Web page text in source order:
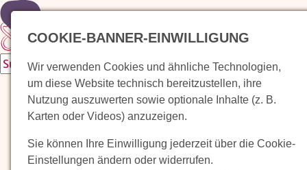
Zur Startseite
Waldorfkindergarten finden
Pädagogischer Ansatz
Arbeit im Waldorfkindergarten
COOKIE-BANNER-EINWILLIGUNG
Wir verwenden Cookies und ähnliche Technologien,
um diese Website technisch bereitzustellen, ihre
Nutzung auszuwerten sowie optionale Inhalte (z. B.
Karten oder Videos) anzuzeigen.
Sie können Ihre Einwilligung jederzeit über die Cookie-
Einstellungen ändern oder widerrufen.